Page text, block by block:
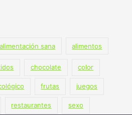
alimentación sana alimentos
chocolate color
frutas juegos
restaurantes sexo